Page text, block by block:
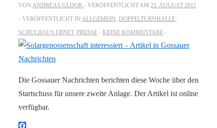
VON ANDREAS GLOOR VERÖFFENTLICHT AM 21. AUGUST 2015
VERÖFFENTLICHT IN ALLGEMEIN DOPPELTURNHALLE,
SCHULHAUS EBNET, PRESSE KEINE KOMMENTARE
Die Gossauer Nachrichten berichten diese Woche über den
Startschuss für unsere zweite Anlage. Der Artikel ist online
verfügbar.